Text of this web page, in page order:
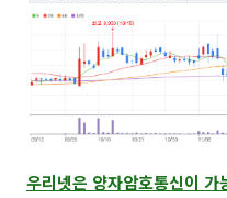
우리넷은 양자암호통신이